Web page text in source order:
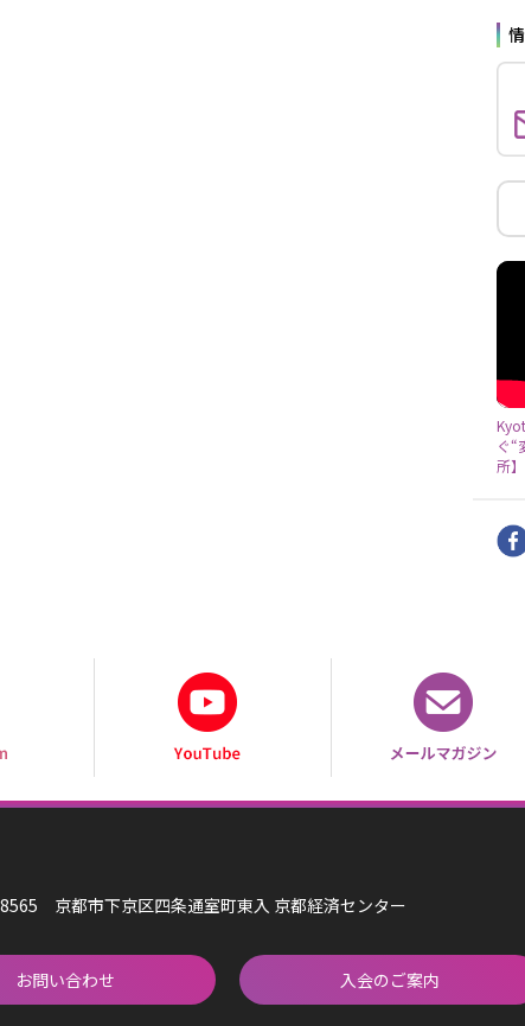
ぐ“
所
京都市下京区四条通室町東入 京都経済センター
お問い合わせ 入会のご案内